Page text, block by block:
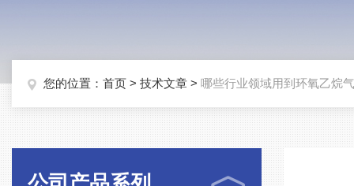
您的位置： 首页 > 技术文章 > 哪些行业领域用到环氧乙烷